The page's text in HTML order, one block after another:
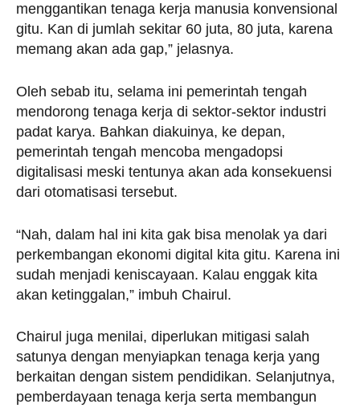
menggantikan tenaga kerja manusia konvensional
gitu. Kan di jumlah sekitar 60 juta, 80 juta, karena
memang akan ada gap,” jelasnya.
Oleh sebab itu, selama ini pemerintah tengah
mendorong tenaga kerja di sektor-sektor industri
padat karya. Bahkan diakuinya, ke depan,
pemerintah tengah mencoba mengadopsi
digitalisasi meski tentunya akan ada konsekuensi
dari otomatisasi tersebut.
“Nah, dalam hal ini kita gak bisa menolak ya dari
perkembangan ekonomi digital kita gitu. Karena ini
sudah menjadi keniscayaan. Kalau enggak kita
akan ketinggalan,” imbuh Chairul.
Chairul juga menilai, diperlukan mitigasi salah
satunya dengan menyiapkan tenaga kerja yang
berkaitan dengan sistem pendidikan. Selanjutnya,
pemberdayaan tenaga kerja serta membangun